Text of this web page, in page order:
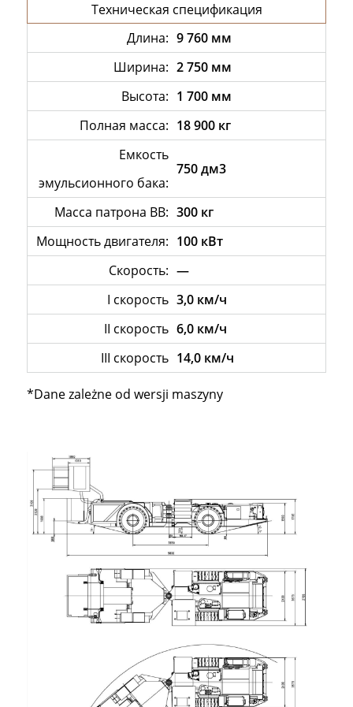
Техническая спецификация
Длинa: 9 760 мм
Ширинa: 2 750 мм
Высота: 1 700 мм
Полная масса: 18 900 кг
Емкость
эмульсионного бака:
750 дм3
Масса патрона ВВ: 300 кг
Мощность двигателя: 100 кВт
Скорость: —
I скорость 3,0 км/ч
II скорость 6,0 км/ч
III скорость 14,0 км/ч
*Dane zależne od wersji maszyny